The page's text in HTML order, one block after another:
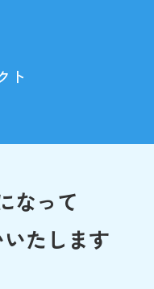
ト
なって
たします